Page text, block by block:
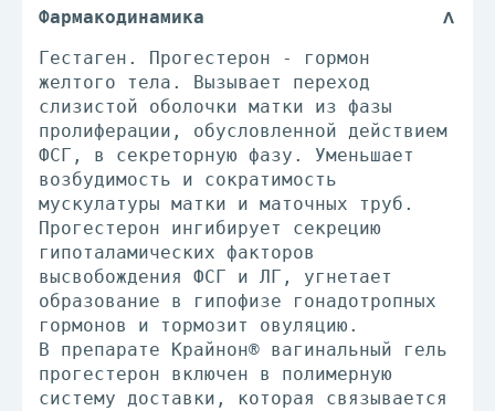
Фармакодинамика
Гестаген. Прогестерон - гормон
желтого тела. Вызывает переход
слизистой оболочки матки из фазы
пролиферации, обусловленной действием
ФСГ, в секреторную фазу. Уменьшает
возбудимость и сократимость
мускулатуры матки и маточных труб.
Прогестерон ингибирует секрецию
гипоталамических факторов
высвобождения ФСГ и ЛГ, угнетает
образование в гипофизе гонадотропных
гормонов и тормозит овуляцию.
В препарате Крайнон® вагинальный гель
прогестерон включен в полимерную
систему доставки, которая связывается